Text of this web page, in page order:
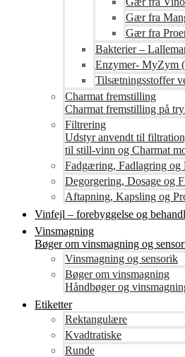
Gær fra
Gær fra
Bakterier –
Enzymer- MyZym
Tilsætningsstoffer
Charmat fremstilling
Charmat fremstilling på
Filtrering
Udstyr anvendt til
til still-vinn og Charmat
Fadgæring, Fadlagring og
Degorgering, Dosage og
Aftapning, Kapsling og
Vinfejl – forebyggelse og
Vinsmagning
Bøger om vinsmagning og
Vinsmagning og sensorik
Bøger om vinsmagning
Håndbøger og
Etiketter
Rektangulære
Kvadtratiske
Runde